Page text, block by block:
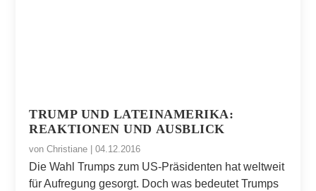
TRUMP UND LATEINAMERIKA:
REAKTIONEN UND AUSBLICK
vonChristiane |04.12.2016
Die Wahl Trumps zum US-Präsidenten hat weltweit
für Aufregung gesorgt. Doch was bedeutet Trumps